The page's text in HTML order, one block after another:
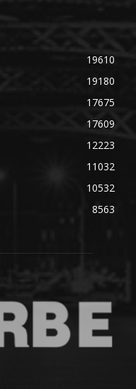
19610
19180
17675
17609
12223
11032
10532
8563